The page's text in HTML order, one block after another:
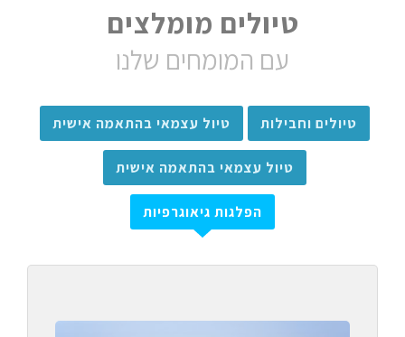
טיולים מומלצים
עם המומחים שלנו
טיולים וחבילות טיול עצמאי בהתאמה אישית
טיול עצמאי בהתאמה אישית
הפלגות גיאוגרפיות